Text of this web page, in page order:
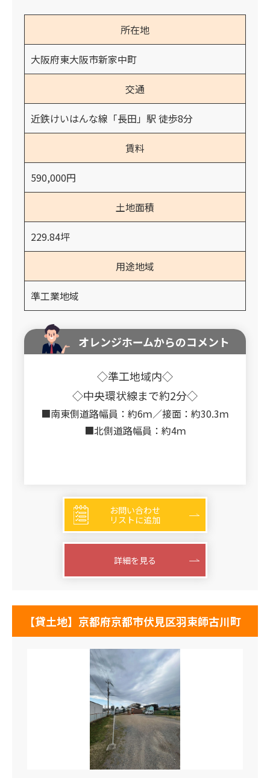
所在地
大阪府東大阪市新家中町
交通
近鉄けいはんな線「長田」駅 徒歩8分
賃料
590,000円
土地面積
229.84坪
用途地域
準工業地域
オレンジホームからのコメント
◇準工地域内◇
◇中央環状線まで約2分◇
■南東側道路幅員：約6ｍ／接面：約30.3ｍ
■北側道路幅員：約4ｍ
お問い合わせ
リストに追加
詳細を見る
【貸土地】京都府京都市伏見区羽束師古川町